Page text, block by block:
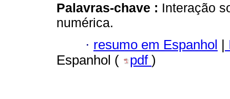
Palavras-chave : Interação
numérica.
· resumo em Espanhol |
Espanhol (
pdf )